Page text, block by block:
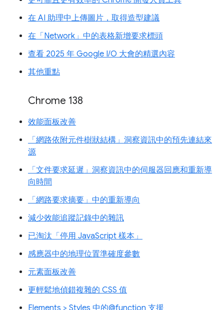
在 AI 助理中上傳圖片，取得造型建議
在「Network」中的表格新增要求標頭
查看 2025 年 Google I/O 大會的精選內容
其他重點
Chrome 138
效能面板改善
「網路依附元件樹狀結構」洞察資訊中的預先連結來
源
「文件要求延遲」洞察資訊中的伺服器回應和重新導
向時間
「網路要求摘要」中的重新導向
減少效能追蹤記錄中的雜訊
已淘汰「停用 JavaScript 樣本」
感應器中的地理位置準確度參數
元素面板改善
更輕鬆地偵錯複雜的 CSS 值